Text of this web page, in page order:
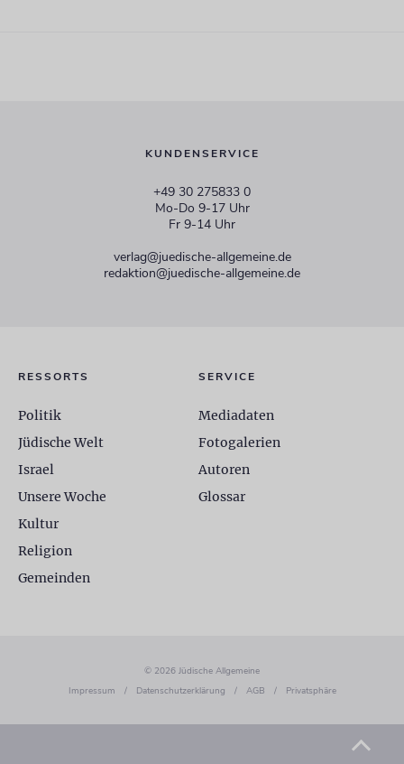
KUNDENSERVICE
+49 30 275833 0
Mo-Do 9-17 Uhr
Fr 9-14 Uhr
verlag@juedische-allgemeine.de
redaktion@juedische-allgemeine.de
RESSORTS
Politik
Jüdische Welt
Israel
Unsere Woche
Kultur
Religion
Gemeinden
SERVICE
Mediadaten
Fotogalerien
Autoren
Glossar
© 2026 Jüdische Allgemeine
Impressum
/ Datenschutzerklärung / AGB / Privatsphäre